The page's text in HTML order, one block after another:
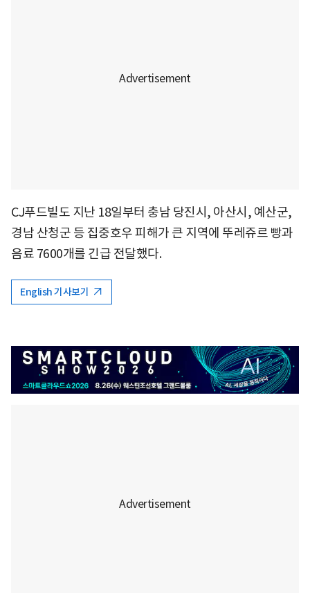
CJ푸드빌도 지난 18일부터 충남 당진시, 아산시, 예산군,
경남 산청군 등 집중호우 피해가 큰 지역에 뚜레쥬르 빵과
음료 7600개를 긴급 전달했다.
English 기사보기